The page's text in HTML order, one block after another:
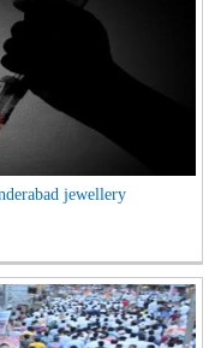
jewellery